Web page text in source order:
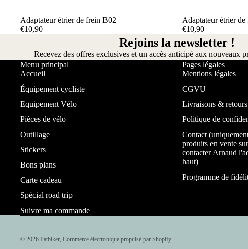
Adaptateur étrier de frein B02
€10,90
Adaptateur étrier
€10,90
Rejoins la newsletter !
Recevez des offres exclusives et un accès anticipé aux nouveaux
Menu principal
Accueil
Équipement cycliste
Equipement Vélo
Pièces de vélo
Outillage
Stickers
Bons plans
Carte cadeau
Spécial road trip
Suivre ma commande
Pages légales
Mentions légales
CGVU
Livraisons & retours
Politique de
Contact
produits en vente
contacter Arnaud
haut)
Programme de
© 2026 Fatbiker, Commerce électronique propulsé par Shopify